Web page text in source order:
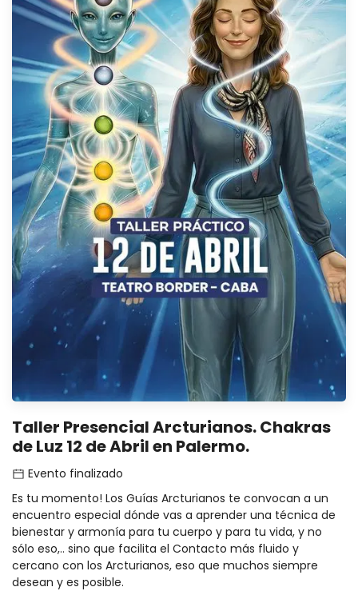
Taller Presencial Arcturianos. Chakras
de Luz 12 de Abril en Palermo.
Evento finalizado
Es tu momento! Los Guías Arcturianos te convocan a un
encuentro especial dónde vas a aprender una técnica de
bienestar y armonía para tu cuerpo y para tu vida, y no
sólo eso,.. sino que facilita el Contacto más fluido y
cercano con los Arcturianos, eso que muchos siempre
desean y es posible.